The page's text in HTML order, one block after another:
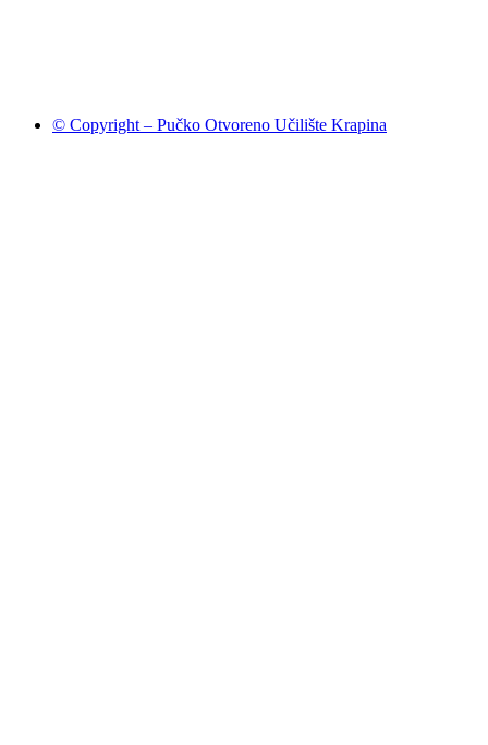
© Copyright – Pučko Otvoreno Učilište Krapina